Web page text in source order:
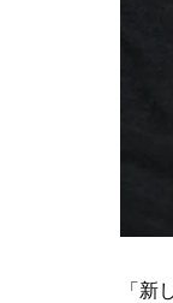
「新